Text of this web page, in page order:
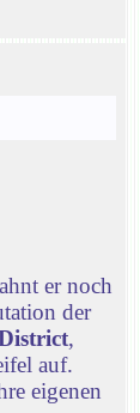
er noch
der
,
auf.
eigenen